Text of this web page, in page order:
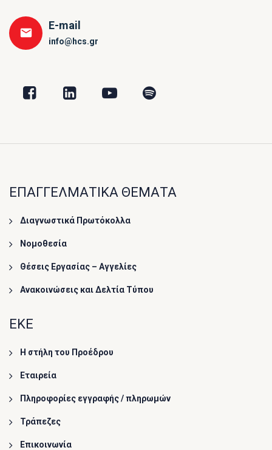
E-mail
info@hcs.gr
ΕΠΑΓΓΕΛΜΑΤΙΚΑ ΘΕΜΑΤΑ
Διαγνωστικά Πρωτόκολλα
Νομοθεσία
Θέσεις Εργασίας – Αγγελίες
Ανακοινώσεις και Δελτία Τύπου
ΕΚΕ
Η στήλη του Προέδρου
Εταιρεία
Πληροφορίες εγγραφής / πληρωμών
Τράπεζες
Επικοινωνία